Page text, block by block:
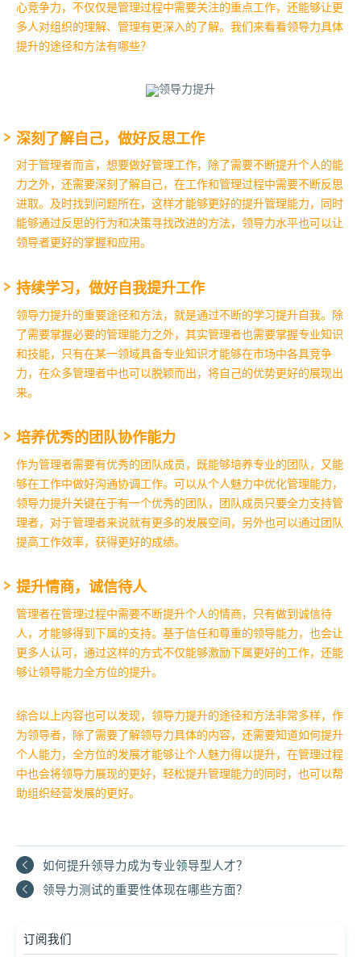
心竞争力，不仅仅是管理过程中需要关注的重点工作，还能够让更
多人对组织的理解、管理有更深入的了解。我们来看看领导力具体
提升的途径和方法有哪些？
深刻了解自己，做好反思工作
对于管理者而言，想要做好管理工作，除了需要不断提升个人的能
力之外，还需要深刻了解自己，在工作和管理过程中需要不断反思
进取。及时找到问题所在，这样才能够更好的提升管理能力，同时
能够通过反思的行为和决策寻找改进的方法，领导力水平也可以让
领导者更好的掌握和应用。
持续学习，做好自我提升工作
领导力提升的重要途径和方法，就是通过不断的学习提升自我。除
了需要掌握必要的管理能力之外，其实管理者也需要掌握专业知识
和技能，只有在某一领域具备专业知识才能够在市场中各具竞争
力，在众多管理者中也可以脱颖而出，将自己的优势更好的展现出
来。
培养优秀的团队协作能力
作为管理者需要有优秀的团队成员，既能够培养专业的团队，又能
够在工作中做好沟通协调工作。可以从个人魅力中优化管理能力，
领导力提升关键在于有一个优秀的团队，团队成员只要全力支持管
理者，对于管理者来说就有更多的发展空间，另外也可以通过团队
提高工作效率，获得更好的成绩。
提升情商，诚信待人
管理者在管理过程中需要不断提升个人的情商，只有做到诚信待
人，才能够得到下属的支持。基于信任和尊重的领导能力，也会让
更多人认可，通过这样的方式不仅能够激励下属更好的工作，还能
够让领导能力全方位的提升。
综合以上内容也可以发现，领导力提升的途径和方法非常多样，作
为领导者，除了需要了解领导力具体的内容，还需要知道如何提升
个人能力，全方位的发展才能够让个人魅力得以提升，在管理过程
中也会将领导力展现的更好，轻松提升管理能力的同时，也可以帮
助组织经营发展的更好。
如何提升领导力成为专业领导型人才？
领导力测试的重要性体现在哪些方面？
订阅我们